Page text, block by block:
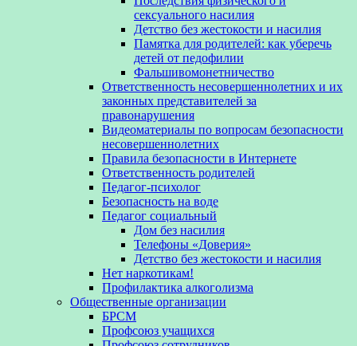
сексуального насилия
Детство без жестокости и насилия
Памятка для родителей: как уберечь
детей от педофилии
Фальшивомонетничество
Ответственность несовершеннолетних и их
законных представителей за
правонарушения
Видеоматериалы по вопросам безопасности
несовершеннолетних
Правила безопасности в Интернете
Ответственность родителей
Педагог-психолог
Безопасность на воде
Педагог социальный
Дом без насилия
Телефоны «Доверия»
Детство без жестокости и насилия
Нет наркотикам!
Профилактика алкоголизма
Общественные организации
БРСМ
Профсоюз учащихся